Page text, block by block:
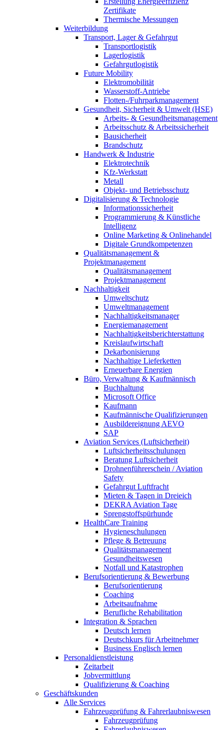
Zertifikate
Thermische Messungen
Weiterbildung
Transport, Lager & Gefahrgut
Transportlogistik
Lagerlogistik
Gefahrgutlogistik
Future Mobility
Elektromobilität
Wasserstoff-Antriebe
Flotten-/Fuhrparkmanagement
Gesundheit, Sicherheit & Umwelt (HSE)
Arbeits- & Gesundheitsmanagement
Arbeitsschutz & Arbeitssicherheit
Bausicherheit
Brandschutz
Handwerk & Industrie
Elektrotechnik
Kfz-Werkstatt
Metall
Objekt- und Betriebsschutz
Digitalisierung & Technologie
Informationssicherheit
Programmierung & Künstliche
Intelligenz
Online Marketing & Onlinehandel
Digitale Grundkompetenzen
Qualitätsmanagement &
Projektmanagement
Qualitätsmanagement
Projektmanagement
Nachhaltigkeit
Umweltschutz
Umweltmanagement
Nachhaltigkeitsmanager
Energiemanagement
Nachhaltigkeitsberichterstattung
Kreislaufwirtschaft
Dekarbonisierung
Nachhaltige Lieferketten
Erneuerbare Energien
Büro, Verwaltung & Kaufmännisch
Buchhaltung
Microsoft Office
Kaufmann
Kaufmännische Qualifizierungen
Ausbildereignung AEVO
SAP
Aviation Services (Luftsicherheit)
Luftsicherheitsschulungen
Beratung Luftsicherheit
Drohnenführerschein / Aviation
Safety
Gefahrgut Luftfracht
Mieten & Tagen in Dreieich
DEKRA Aviation Tage
Sprengstoffspürhunde
HealthCare Training
Hygieneschulungen
Pflege & Betreuung
Qualitätsmanagement
Gesundheitswesen
Notfall und Katastrophen
Berufsorientierung & Bewerbung
Berufsorientierung
Coaching
Arbeitsaufnahme
Berufliche Rehabilitation
Integration & Sprachen
Deutsch lernen
Deutschkurs für Arbeitnehmer
Business Englisch lernen
Personaldienstleistung
Zeitarbeit
Jobvermittlung
Qualifizierung & Coaching
Geschäftskunden
Alle Services
Fahrzeugprüfung & Fahrerlaubniswesen
Fahrzeugprüfung